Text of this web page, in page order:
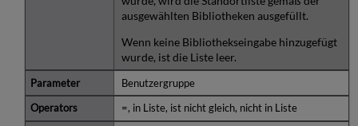
ausgewählten Bibliotheken ausgefüllt.
Wenn keine Bibliothekseingabe hinzugefügt
wurde, ist die Liste leer.
Benutzergruppe
=, in Liste, ist nicht gleich, nicht in Liste